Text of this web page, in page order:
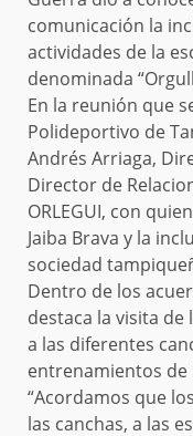
comunicación la
actividades de la
denominada
En la reunión que
Polideportivo de
Andrés Arriaga,
Director de
ORLEGUI, con
Jaiba Brava y la
sociedad
Dentro de los
destaca la visita
a las diferentes
entrenamientos de
“Acordamos que
las canchas, a las